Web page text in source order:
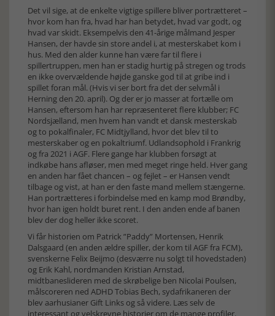
Det vil sige, at de enkelte vigtige spillere bliver portrætteret –
hvor kom han fra, hvad har han betydet, hvad var godt, og
hvad var skidt. Eksempelvis den 41-årige målmand Jesper
Hansen, der havde sin store andel i, at mesterskabet kom i
hus. Med den alder kunne han være far til flere i
spillertruppen, men han er stadig hurtig på stregen og trods
en ikke overvældende højde ganske god til at gribe ind i
spillet foran mål. (Hvis vi ser bort fra det der selvmål i
Herning den 20. april). Og der er jo masser at fortælle om
Hansen, eftersom han har repræsenteret flere klubber; FC
Nordsjælland, men hvem han vandt et dansk mesterskab
og to pokalfinaler, FC Midtjylland, hvor det blev til to
mesterskaber og en pokaltriumf. Udlandsophold i Frankrig
og fra 2021 i AGF. Flere gange har klubben forsøgt at
indkøbe hans afløser, men med meget ringe held. Hver gang
en anden har fået chancen – og fejlet – er Hansen vendt
tilbage og vist, at han er den faste mand mellem stængerne.
Han portrætteres i forbindelse med en kamp mod Brøndby,
hvor han igen holdt buret rent. I den anden ende af banen
blev der dog heller ikke scoret.
Vi får historien om Patrick ”Paddy” Mortensen, Henrik
Dalsgaard (en anden ældre spiller, der kom til AGF fra FCM),
svenskerne Felix Beijmo (desværre nu solgt til hovedstaden)
og Erik Kahl, nordmanden Kristian Arnstad,
midtbaneslideren med de skrøbelige ben Nicolai Poulsen,
målscoreren ned ADHD Tobias Bech, sydafrikaneren der
blev aarhusianer Gift Links og så videre. Læs selv de
interessant og velskrevne historier om de mange profiler.